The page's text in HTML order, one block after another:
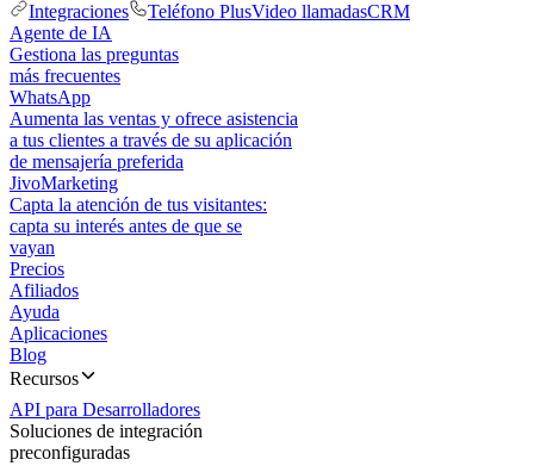
Integraciones
Teléfono PlusVideo llamadasCRM
Agente de IA
Gestiona las preguntas
más frecuentes
WhatsApp
Aumenta las ventas y ofrece asistencia
a tus clientes a través de su aplicación
de mensajería preferida
JivoMarketing
Capta la atención de tus visitantes:
capta su interés antes de que se
vayan
Precios
Afiliados
Ayuda
Aplicaciones
Blog
Recursos
API para Desarrolladores
Soluciones de integración
preconfiguradas